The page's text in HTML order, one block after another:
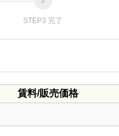
STEP3 完了
賃料/販売価格